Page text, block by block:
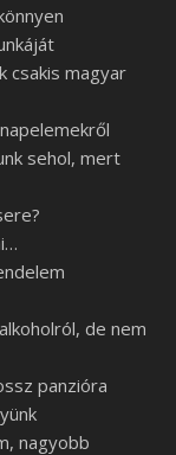
csakis magyar
sehol, mert
de nem
panzióra
nagyobb